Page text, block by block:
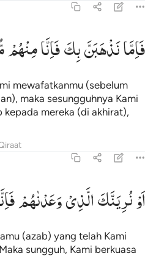
فاما نذهبن بك فانا منهم منتقمون ٤١
فَإِمَّا نَذْهَبَنَّ بِكَ فَإِنَّا مِنْهُم مُّنتَقِمُونَ ٤١
فَاِمَّانَذْهَبَنَّبِكَفَاِنَّامِنْهُمْ
mewafatkanmu (sebelum
maka sesungguhnya Kami
mereka (di akhirat),
او نرينك الذي وعدناهم فانا عليهم
أَوْ نُرِيَنَّكَ ٱلَّذِى وَعَدْنَـٰهُمْ فَإِنَّا عَلَيْهِم
اَوْنُرِیَنَّكَالَّذِیْوَعَدْنٰهُمْ
(azab) yang telah Kami
Maka sungguh, Kami berkuasa